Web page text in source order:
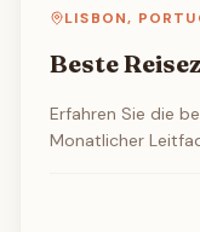
LISBON,
Beste
Erfahren Sie die
Monatlicher